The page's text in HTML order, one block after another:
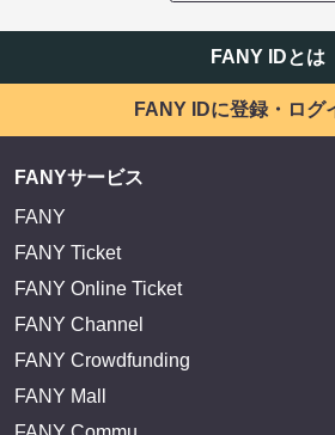
FANY IDとは
FANY IDに登録・ログ
FANYサービス
FANY
FANY Ticket
FANY Online Ticket
FANY Channel
FANY Crowdfunding
FANY Mall